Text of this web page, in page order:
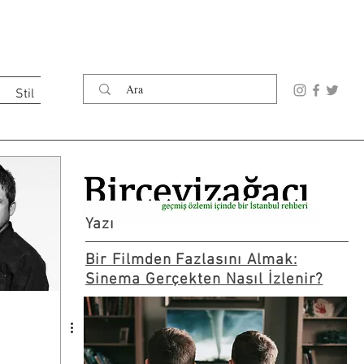
Stil
Yazı
Bir Filmden Fazlasını Almak:
Sinema Gerçekten Nasıl İzlenir?